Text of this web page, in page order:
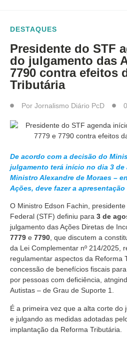
DESTAQUES
Presidente do STF
do julgamento das
7790 contra efeitos
Tributária
Por Jornalismo Diário PcD
De acordo com a decisão do
julgamento terá início no dia 3
Ministro Alexandre de Moraes –
Ações, deve fazer a
O Ministro Edson Fachin,
Federal (STF) definiu para 3 de
julgamento das Ações Diretas de
7779 e 7790, que discutem a
da Lei Complementar nº 214/2025,
regulamentar aspectos da Reforma
concessão de benefícios fiscais
por pessoas com deficiência,
Autistas – de Grau de Suporte 1.
É a primeira vez que a alta corte do
e julgando as medidas adotadas
implantação da Reforma Tributária.